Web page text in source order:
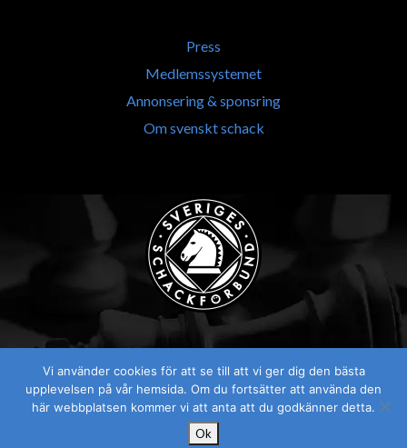
Press
Medlemssystemet
Annonsering & sponsring
Om svenskt schack
Visselblåsaren
Vi använder cookies för att se till att vi ger dig den bästa
upplevelsen på vår hemsida. Om du fortsätter att använda den
här webbplatsen kommer vi att anta att du godkänner detta.
Ok